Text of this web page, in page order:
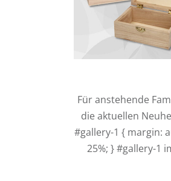
Für anstehende
die aktuellen
#gallery-1 { margin:
25%; } #gallery-1